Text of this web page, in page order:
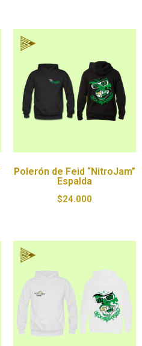
Polerón de Feid “NitroJam”
Espalda
$24.000